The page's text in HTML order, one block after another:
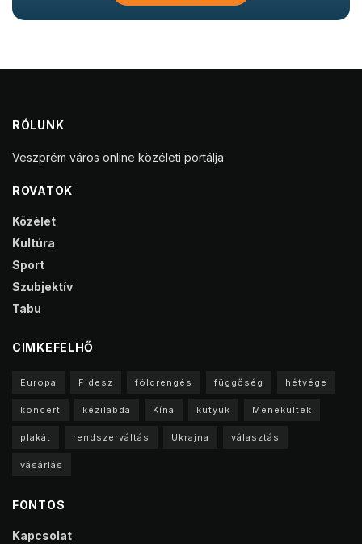
RÓLUNK
Veszprém város online közéleti portálja
ROVATOK
Közélet
Kultúra
Sport
Szubjektív
Tabu
CIMKEFELHŐ
Europa Fidesz földrengés függőség hétvége
koncert kézilabda Kína kütyük Menekültek
plakát rendszerváltás Ukrajna választás
vásárlás
FONTOS
Kapcsolat